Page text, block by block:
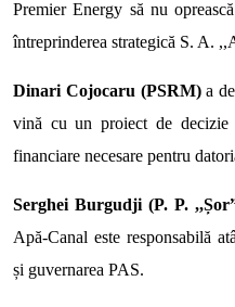
Premier Energy să nu
întreprinderea strategică S. A.
Dinari Cojocaru (PSRM)a
vină cu un proiect de decizie
financiare necesare pentru
Serghei Burgudji (P. P.
Apă-Canal este responsabilă
și guvernarea PAS.